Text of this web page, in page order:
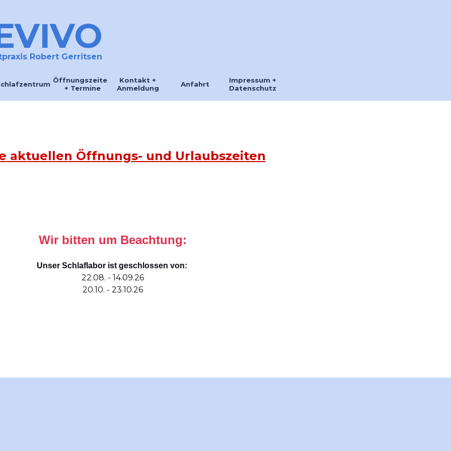
Robert Gerritsen
Menü überspringen
Öffnungszeiten
+ Termine
Kontakt +
Anmeldung
Anfahrt
Impressum +
Datenschutz
aktuellen Öffnungs- und Urlaubszeiten
Wir bitten um Beachtung:
Unser Schlaflabor ist geschlossen von:
22.08. - 14.09.26
20.10. - 23.10.26